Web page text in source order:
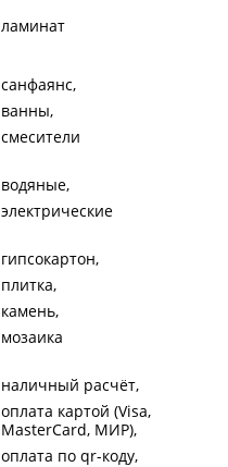
ламинат
санфаянс
ванны
смесители
водяные
электрические
гипсокартон
плитка
камень
мозаика
наличный расчёт
оплата картой (Visa,
MasterCard, МИР)
оплата по qr-коду